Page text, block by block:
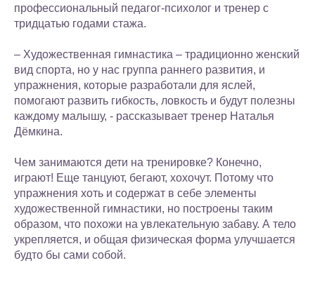
профессиональный педагог-психолог и тренер с
тридцатью годами стажа.
– Художественная гимнастика – традиционно женский
вид спорта, но у нас группа раннего развития, и
упражнения, которые разработали для яслей,
помогают развить гибкость, ловкость и будут полезны
каждому малышу, - рассказывает тренер Наталья
Дёмкина.
Чем занимаются дети на тренировке? Конечно,
играют! Еще танцуют, бегают, хохочут. Потому что
упражнения хоть и содержат в себе элементы
художественной гимнастики, но построены таким
образом, что похожи на увлекательную забаву. А тело
укрепляется, и общая физическая форма улучшается
будто бы сами собой.